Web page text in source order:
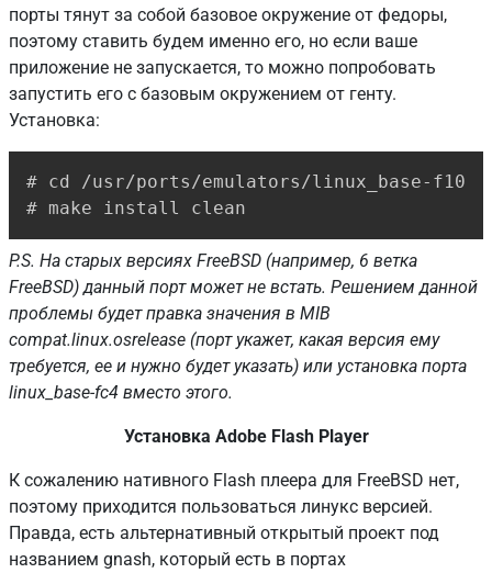
порты тянут за собой базовое окружение от федоры,
поэтому ставить будем именно его, но если ваше
приложение не запускается, то можно попробовать
запустить его с базовым окружением от генту.
Установка:
# cd /usr/ports/emulators/linux_base-f10
# make install clean
P.S. На старых версиях FreeBSD (например, 6 ветка
FreeBSD) данный порт может не встать. Решением данной
проблемы будет правка значения в MIB
compat.linux.osrelease (порт укажет, какая версия ему
требуется, ее и нужно будет указать) или установка порта
linux_base-fc4 вместо этого.
Установка Adobe Flash Player
К сожалению нативного Flash плеера для FreeBSD нет,
поэтому приходится пользоваться линукс версией.
Правда, есть альтернативный открытый проект под
названием gnash, который есть в портах